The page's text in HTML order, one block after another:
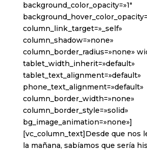
background_color_opacity=»1″
column_link_target=»_self»
column_shadow=»none»
column_border_radius=»none»
tablet_width_inherit=»default»
tablet_text_alignment=»default»
phone_text_alignment=»default»
column_border_width=»none»
column_border_style=»solid»
bg_image_animation=»none»]
[vc_column_text]Desde que nos
la mañana, sabíamos que sería